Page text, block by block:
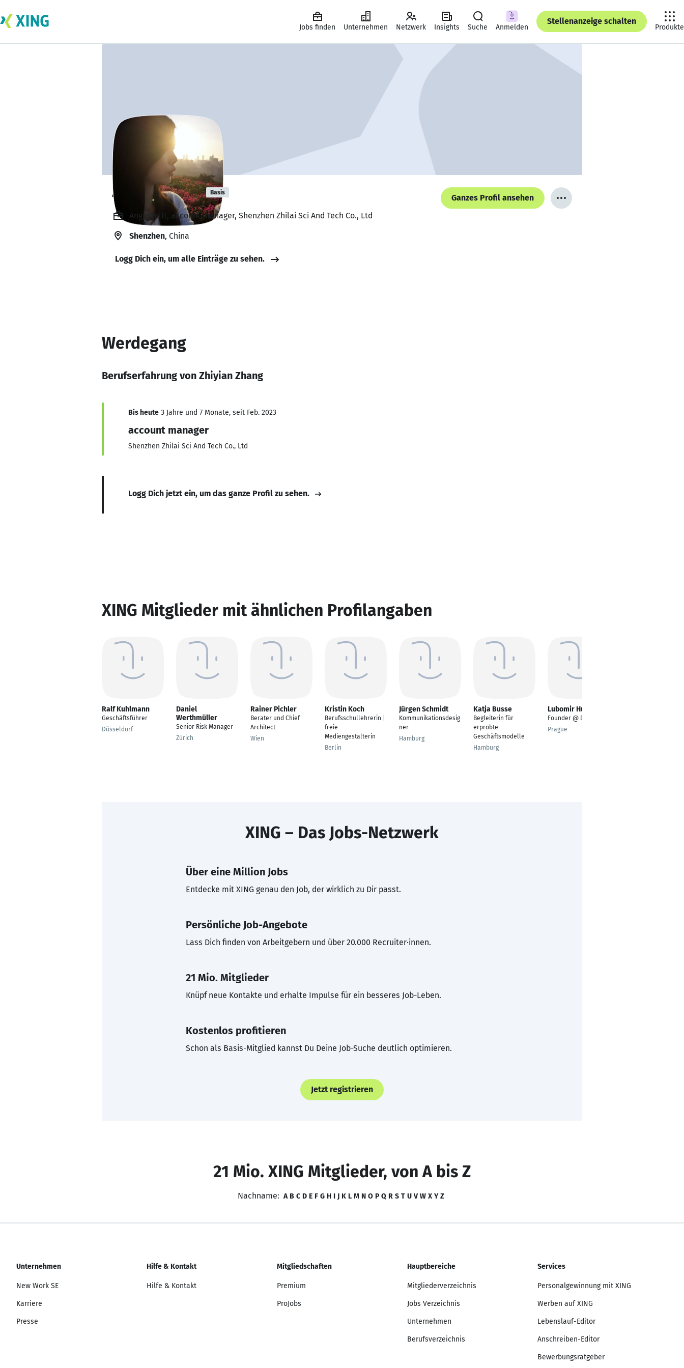
Jobs finden Unternehmen Netzwerk Insights Suche Anmelden
Stellenanzeige schalten
Produkte
Zhiyian Zhang Basis
Ganzes Profil ansehen
Angestellt, account manager, Shenzhen Zhilai Sci And Tech Co., Ltd
Shenzhen, China
Logg Dich ein, um alle Einträge zu sehen.
Werdegang
Berufserfahrung von Zhiyian Zhang
Bis heute 3 Jahre und 7 Monate, seit Feb. 2023
account manager
Shenzhen Zhilai Sci And Tech Co., Ltd
Logg Dich jetzt ein, um das ganze Profil zu sehen.
XING Mitglieder mit ähnlichen Profilangaben
Ralf Kuhlmann
Geschäftsführer
Düsseldorf
Daniel
Werthmüller
Senior Risk Manager
Zürich
Rainer Pichler
Berater und Chief
Architect
Wien
Kristin Koch
Berufsschullehrerin |
freie
Mediengestalterin
Berlin
Jürgen Schmidt
Kommunikationsdesig
ner
Hamburg
Katja Busse
Begleiterin für
erprobte
Geschäftsmodelle
Hamburg
Lubomir Husar
Founder @ Data21.io
Prague
XING – Das Jobs-Netzwerk
Über eine Million Jobs
Entdecke mit XING genau den Job, der wirklich zu Dir passt.
Persönliche Job-Angebote
Lass Dich finden von Arbeitgebern und über 20.000 Recruiter·innen.
21 Mio. Mitglieder
Knüpf neue Kontakte und erhalte Impulse für ein besseres Job-Leben.
Kostenlos profitieren
Schon als Basis-Mitglied kannst Du Deine Job-Suche deutlich optimieren.
Jetzt registrieren
21 Mio. XING Mitglieder, von A bis Z
Nachname: A B C D E F G H I J K L M N O P Q R S T U V W X Y Z
Unternehmen
New Work SE
Karriere
Presse
Hilfe & Kontakt
Hilfe & Kontakt
Mitgliedschaften
Premium
ProJobs
Hauptbereiche
Mitgliederverzeichnis
Jobs Verzeichnis
Unternehmen
Berufsverzeichnis
Services
Personalgewinnung mit XING
Werben auf XING
Lebenslauf-Editor
Anschreiben-Editor
Bewerbungsratgeber